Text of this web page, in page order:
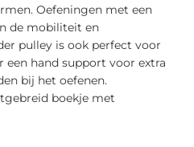
Oefeningen met een
de mobiliteit en
pulley is ook perfect voor
een hand support voor extra
bij het oefenen.
boekje met